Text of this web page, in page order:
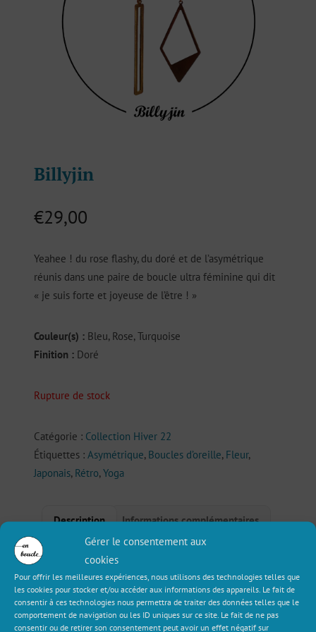
Gérer le consentement aux
cookies
Pour offrir les meilleures expériences, nous utilisons des technologies telles que
les cookies pour stocker et/ou accéder aux informations des appareils. Le fait de
consentir à ces technologies nous permettra de traiter des données telles que le
comportement de navigation ou les ID uniques sur ce site. Le fait de ne pas
consentir ou de retirer son consentement peut avoir un effet négatif sur
Billyjin
€29,00
Yeahee ! du rose flashy, du doré et de l’asymétrique
réunis dans une paire de boucle ultra féminine qui dit
« je suis forte et joyeuse de l’être ! »
Couleur(s) : Bleu, Rose, Turquoise
Finition : Doré
Rupture de stock
Catégorie : Collection Hiver 22
Étiquettes : Asymétrique, Boucles d’oreille, Fleur,
Japonais, Rétro, Yoga
Description Informations complémentaires
Description